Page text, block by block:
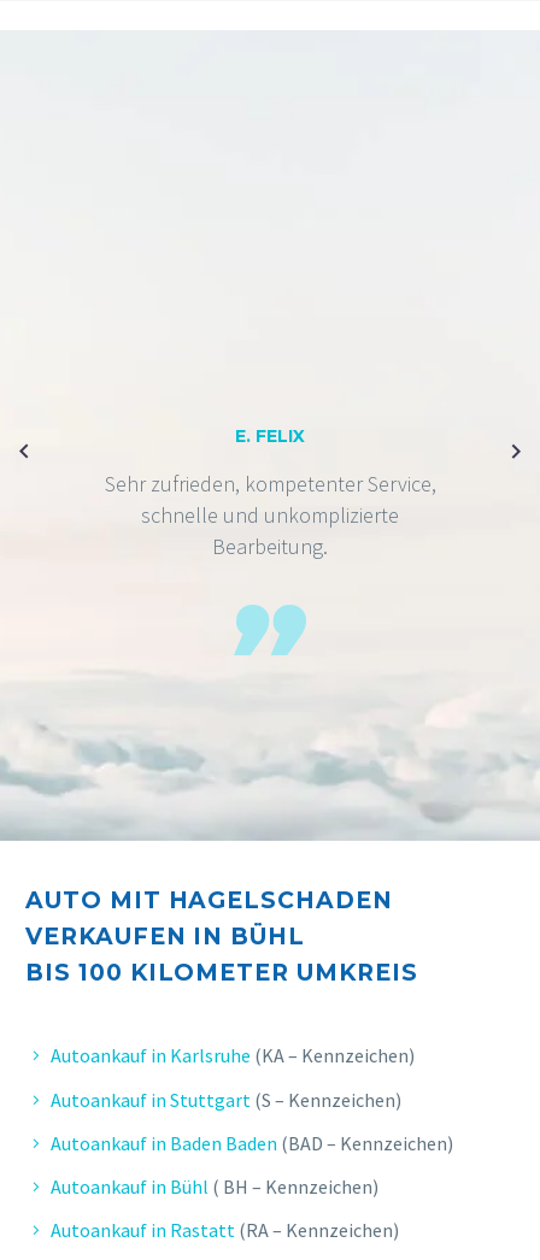
E. FELIX
Sehr zufrieden, kompetenter Service,
schnelle und unkomplizierte
Bearbeitung.
AUTO MIT HAGELSCHADEN
VERKAUFEN IN BÜHL
BIS 100 KILOMETER UMKREIS
Autoankauf in Karlsruhe (KA – Kennzeichen)
Autoankauf in Stuttgart (S – Kennzeichen)
Autoankauf in Baden Baden (BAD – Kennzeichen)
Autoankauf in Bühl ( BH – Kennzeichen)
Autoankauf in Rastatt (RA – Kennzeichen)